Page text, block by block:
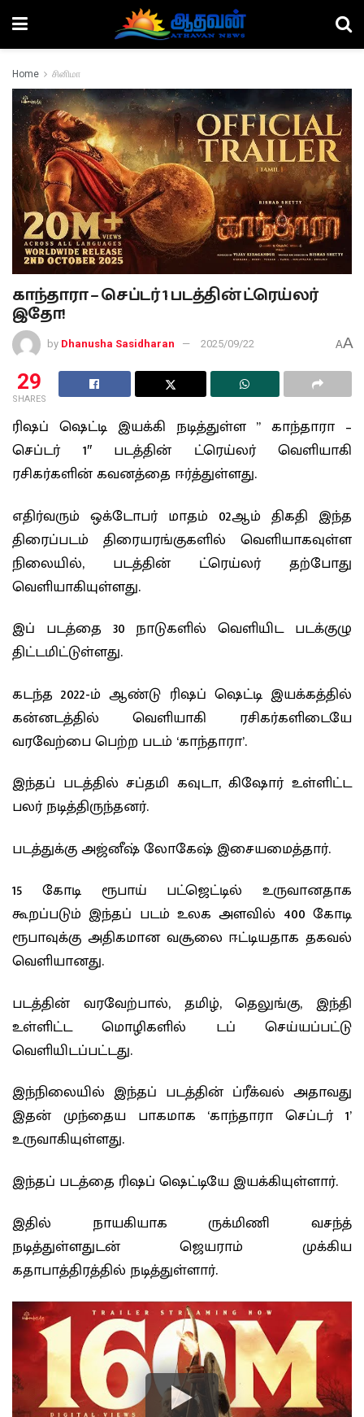
Home சினிமா
காந்தாரா – செப்டர் 1 படத்தின் ட்ரெய்லர்
இதோ!
by Dhanusha Sasidharan 2025/09/22 AA
29
SHARES
ரிஷப் ஷெட்டி இயக்கி நடித்துள்ள ” காந்தாரா –
செப்டர் 1″ படத்தின் ட்ரெய்லர் வெளியாகி
ரசிகர்களின் கவனத்தை ஈர்த்துள்ளது.
எதிர்வரும் ஒக்டோபர் மாதம் 02ஆம் திகதி இந்த
திரைப்படம் திரையரங்குகளில் வெளியாகவுள்ள
நிலையில், படத்தின் ட்ரெய்லர் தற்போது
வெளியாகியுள்ளது.
இப் படத்தை 30 நாடுகளில் வெளியிட படக்குழு
திட்டமிட்டுள்ளது.
கடந்த 2022-ம் ஆண்டு ரிஷப் ஷெட்டி இயக்கத்தில்
கன்னடத்தில் வெளியாகி ரசிகர்களிடையே
வரவேற்பை பெற்ற படம் ‘காந்தாரா’.
இந்தப் படத்தில் சப்தமி கவுடா, கிஷோர் உள்ளிட்ட
பலர் நடித்திருந்தனர்.
படத்துக்கு அஜ்னீஷ் லோகேஷ் இசையமைத்தார்.
15 கோடி ரூபாய் பட்ஜெட்டில் உருவானதாக
கூறப்படும் இந்தப் படம் உலக அளவில் 400 கோடி
ரூபாவுக்கு அதிகமான வசூலை ஈட்டியதாக தகவல்
வெளியானது.
படத்தின் வரவேற்பால், தமிழ், தெலுங்கு, இந்தி
உள்ளிட்ட மொழிகளில் டப் செய்யப்பட்டு
வெளியிடப்பட்டது.
இந்நிலையில் இந்தப் படத்தின் ப்ரீக்வல் அதாவது
இதன் முந்தைய பாகமாக ‘காந்தாரா செப்டர் 1’
உருவாகியுள்ளது.
இந்தப் படத்தை ரிஷப் ஷெட்டியே இயக்கியுள்ளார்.
இதில் நாயகியாக ருக்மிணி வசந்த்
நடித்துள்ளதுடன் ஜெயராம் முக்கிய
கதாபாத்திரத்தில் நடித்துள்ளார்.